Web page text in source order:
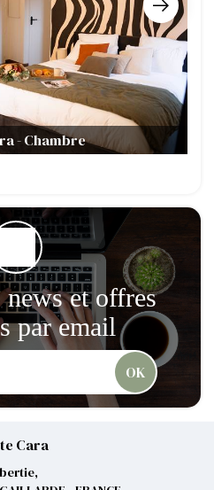
- Chambre
news et offres
par email
OK
Cara